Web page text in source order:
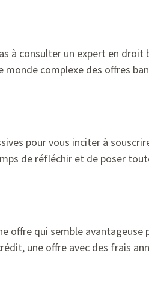
à consulter un expert en
complexe des offres
pour vous inciter à
de réfléchir et de poser
offre qui semble avantageuse
une offre avec des frais